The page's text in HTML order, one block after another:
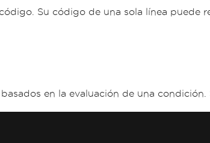
Su código de una sola línea puede
en la evaluación de una condición.